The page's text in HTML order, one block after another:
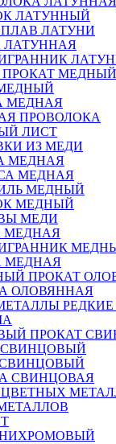
ЛАТУННЫЙ
ЛАТУНИ
ЛАТУННАЯ
МЕДНАЯ
ПРОВОЛОКА
ЛИСТ
ИЗ МЕДИ
МЕДНАЯ
МЕДНАЯ
МЕДНЫЙ
МЕДНЫЙ
МЕДИ
МЕДНАЯ
МЕДНАЯ
ОЛОВЯННАЯ
СВИНЦОВАЯ